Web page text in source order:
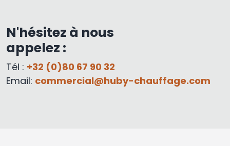
N'hésitez à nous
appelez :
Tél : +32 (0)80 67 90 32
Email: commercial@huby-chauffage.com